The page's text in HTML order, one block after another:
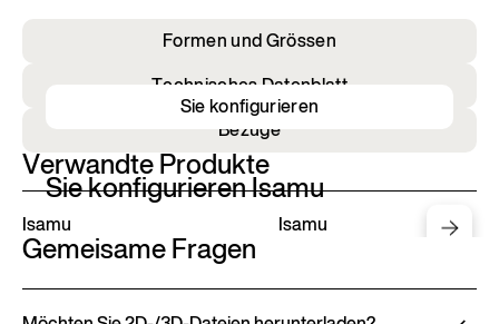
Formen und Grössen
Technisches Datenblatt
Bezüge
Sie konfigurieren Isamu
Sie konfigurieren
Verwandte Produkte
Isamu Isamu
Gemeisame Fragen